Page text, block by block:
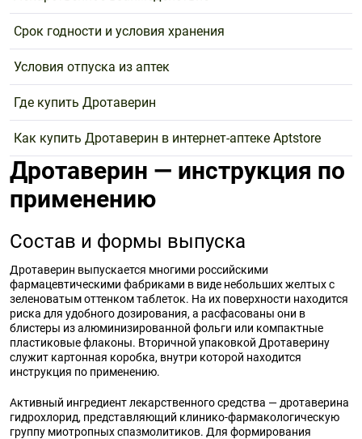
Срок годности и условия хранения
Условия отпуска из аптек
Где купить Дротаверин
Как купить Дротаверин в интернет-аптеке Aptstore
Дротаверин — инструкция по
применению
Состав и формы выпуска
Дротаверин выпускается многими российскими
фармацевтическими фабриками в виде небольших желтых с
зеленоватым оттенком таблеток. На их поверхности находится
риска для удобного дозирования, а расфасованы они в
блистеры из алюминизированной фольги или компактные
пластиковые флаконы. Вторичной упаковкой Дротаверину
служит картонная коробка, внутри которой находится
инструкция по применению.
Активный ингредиент лекарственного средства — дротаверина
гидрохлорид, представляющий клинико-фармакологическую
группу миотропных спазмолитиков. Для формирования